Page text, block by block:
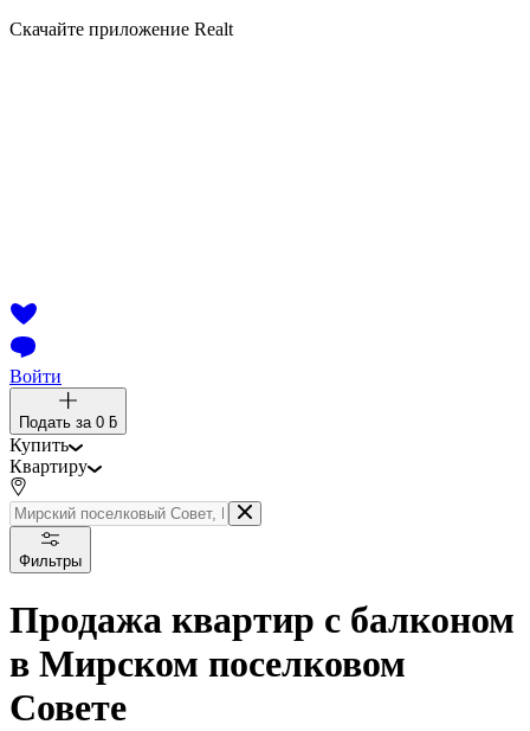
Скачайте приложение Realt
Войти
Подать за 0 ƃ
Купить
Квартиру
Фильтры
Продажа квартир с балконом
в Мирском поселковом
Совете